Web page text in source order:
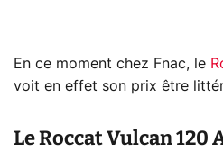
En ce moment chez Fnac, le
voit en effet son prix être
Le Roccat Vulcan 120